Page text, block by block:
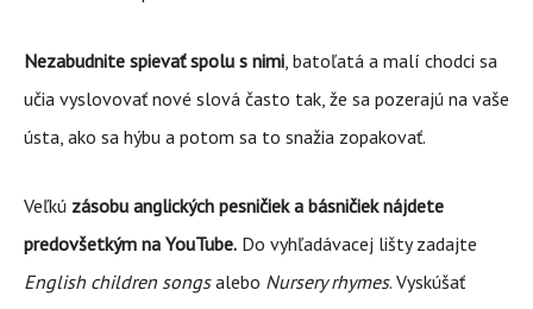
Nezabudnite spievať spolu s nimi, batoľatá a malí chodci sa
učia vyslovovať nové slová často tak, že sa pozerajú na vaše
ústa, ako sa hýbu a potom sa to snažia zopakovať.
Veľkú zásobu anglických pesničiek a básničiek nájdete
predovšetkým na YouTube. Do vyhľadávacej lišty zadajte
English children songsalebo Nursery rhymes. Vyskúšať